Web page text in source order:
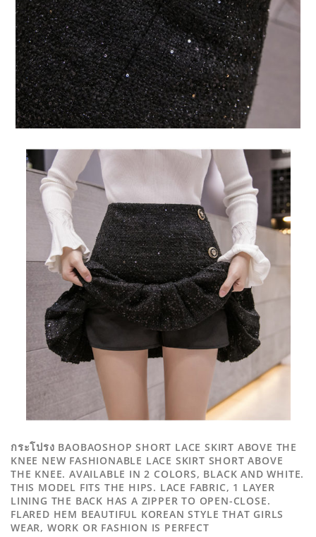
กระโปรง BAOBAOSHOP SHORT LACE SKIRT ABOVE THE
KNEE NEW FASHIONABLE LACE SKIRT SHORT ABOVE
THE KNEE. AVAILABLE IN 2 COLORS, BLACK AND WHITE.
THIS MODEL FITS THE HIPS. LACE FABRIC, 1 LAYER
LINING THE BACK HAS A ZIPPER TO OPEN-CLOSE.
FLARED HEM BEAUTIFUL KOREAN STYLE THAT GIRLS
WEAR, WORK OR FASHION IS PERFECT